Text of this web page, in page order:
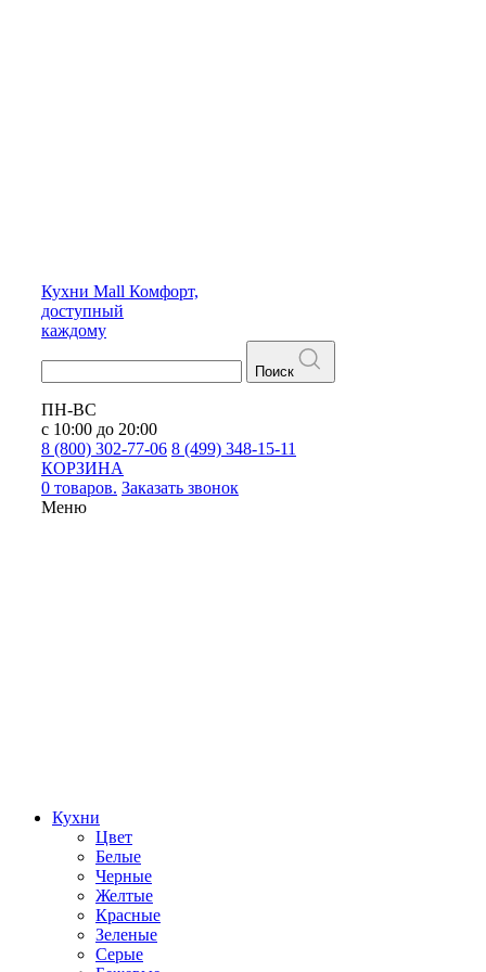
Кухни Mall Комфорт,
доступный
каждому
Поиск
ПН-ВС
с 10:00 до 20:00
8 (800) 302-77-06 8 (499) 348-15-11
КОРЗИНА
0 товаров. Заказать звонок
Меню
Кухни
Цвет
Белые
Черные
Желтые
Красные
Зеленые
Серые